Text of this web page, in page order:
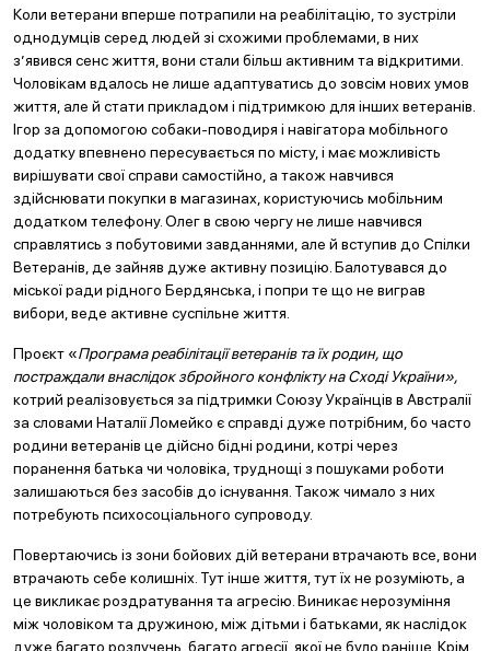
Коли ветерани вперше потрапили на реабілітацію, то зустріли
однодумців серед людей зі схожими проблемами, в них
з’явився сенс життя, вони стали більш активним та відкритими.
Чоловікам вдалось не лише адаптуватись до зовсім нових умов
життя, але й стати прикладом і підтримкою для інших ветеранів.
Ігор за допомогою собаки-поводиря і навігатора мобільного
додатку впевнено пересувається по місту, і має можливість
вирішувати свої справи самостійно, а також навчився
здійснювати покупки в магазинах, користуючись мобільним
додатком телефону. Олег в свою чергу не лише навчився
справлятись з побутовими завданнями, але й вступив до Спілки
Ветеранів, де зайняв дуже активну позицію. Балотувався до
міської ради рідного Бердянська, і попри те що не виграв
вибори, веде активне суспільне життя.
Проєкт «Програма реабілітації ветеранів та їх родин, що
постраждали внаслідок збройного конфлікту на Сході України»,
котрий реалізовується за підтримки Союзу Українців в Австралії
за словами Наталії Ломейко є справді дуже потрібним, бо часто
родини ветеранів це дійсно бідні родини, котрі через
поранення батька чи чоловіка, труднощі з пошуками роботи
залишаються без засобів до існування. Також чимало з них
потребують психосоціального супроводу.
Повертаючись із зони бойових дій ветерани втрачають все, вони
втрачають себе колишніх. Тут інше життя, тут їх не розуміють, а
це викликає роздратування та агресію. Виникає нерозуміння
між чоловіком та дружиною, між дітьми і батьками, як наслідок
дуже багато розлучень, багато агресії, якої не було раніше. Крім